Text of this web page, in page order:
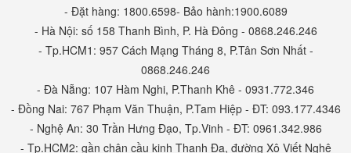
- Đặt hàng: 1800.6598- Bảo hành:1900.6089
- Hà Nội: số 158 Thanh Bình, P. Hà Đông - 0868.246.246
- Tp.HCM1: 957 Cách Mạng Tháng 8, P.Tân Sơn Nhất -
0868.246.246
- Đà Nẵng: 107 Hàm Nghi, P.Thanh Khê - 0931.772.346
- Đồng Nai: 767 Phạm Văn Thuận, P.Tam Hiệp - ĐT: 093.177.4346
- Nghệ An: 30 Trần Hưng Đạo, Tp.Vinh - ĐT: 0961.342.986
- Tp.HCM2: gần chân cầu kinh Thanh Đa, đường Xô Viết Nghệ